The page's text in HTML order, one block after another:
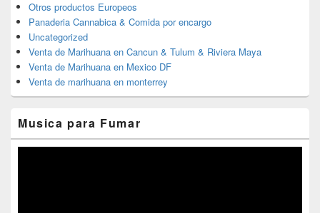
Otros productos Europeos
Panaderia Cannabica & Comida por encargo
Uncategorized
Venta de Marihuana en Cancun & Tulum & Riviera Maya
Venta de Marihuana en Mexico DF
Venta de marihuana en monterrey
Musica para Fumar